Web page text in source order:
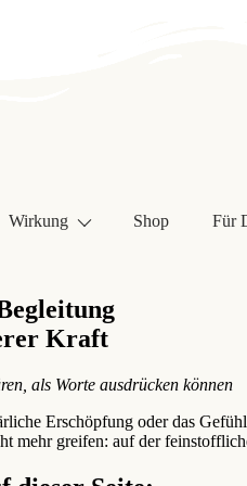
Wirkung Shop Für
Kraft
als Worte ausdrücken können
Erschöpfung oder das
mehr greifen: auf der